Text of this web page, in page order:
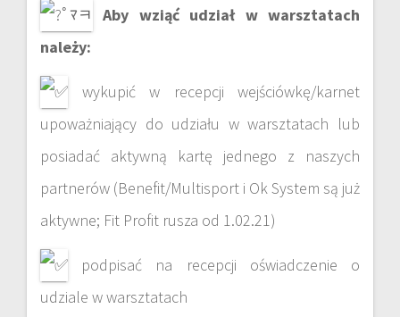
Aby wziąć udział w warsztatach
należy:
wykupić w recepcji wejściówkę/karnet
upoważniający do udziału w warsztatach lub
posiadać aktywną kartę jednego z naszych
partnerów (Benefit/Multisport i Ok System są już
aktywne; Fit Profit rusza od 1.02.21)
podpisać na recepcji oświadczenie o
udziale w warsztatach